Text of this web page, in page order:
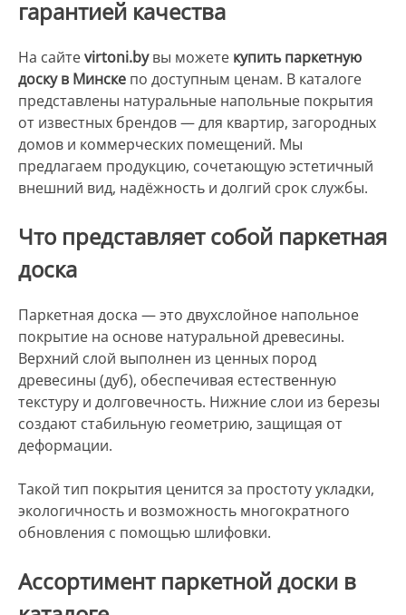
гарантией качества
На сайтеvirtoni.byвы можете купить паркетную
доску в Минске по доступным ценам. В каталоге
представлены натуральные напольные покрытия
от известных брендов — для квартир, загородных
домов и коммерческих помещений. Мы
предлагаем продукцию, сочетающую эстетичный
внешний вид, надёжность и долгий срок службы.
Что представляет собой паркетная
доска
Паркетная доска — это двухслойное напольное
покрытие на основе натуральной древесины.
Верхний слой выполнен из ценных пород
древесины (дуб), обеспечивая естественную
текстуру и долговечность. Нижние слои из березы
создают стабильную геометрию, защищая от
деформации.
Такой тип покрытия ценится за простоту укладки,
экологичность и возможность многократного
обновления с помощью шлифовки.
Ассортимент паркетной доски в